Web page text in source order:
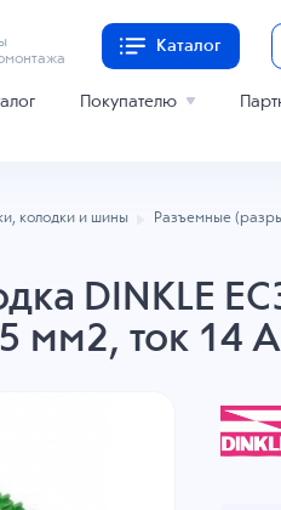
Каталог
Покупателю
колодки и шины Разъемные
DINKLE
мм2, ток 14